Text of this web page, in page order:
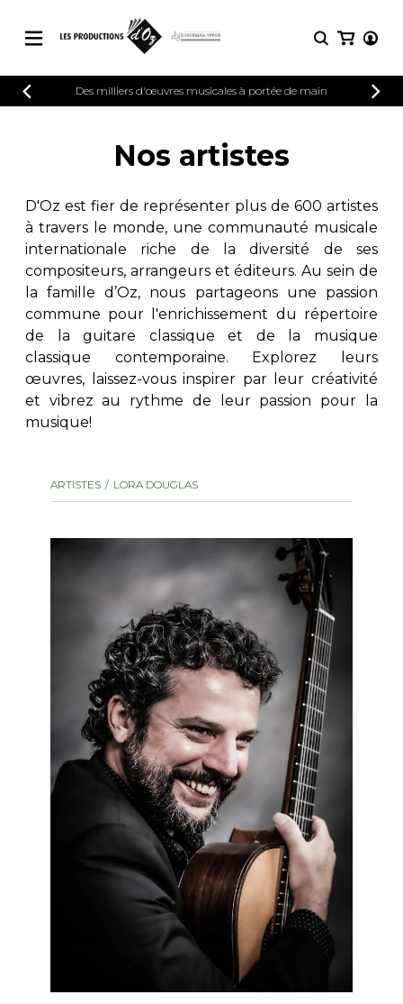
CATALOGUE
riche en œuvres originales et en
arrangements de qualité.
PARTITIONS POUR GUITARE
PARTITIONS POUR AUTRES
INSTRUMENTS
PARTITIONS POUR ENSEMBLES
CONNEXION
INSCRIPTION
Des milliers d'œuvres musicales à portée de main
riche en œuvres originales et en
arrangements de qualité.
2 guitares
3 guitares
4 guitares
5 guitares et plus
Ensemble de
Orchestre de guitares
Concerto pour
Guitare et un autre
Musique de chambre
Nos artistes
D'Oz est fier de représenter plus de 600 artistes
à travers le monde, une communauté musicale
internationale riche de la diversité de ses
compositeurs, arrangeurs et éditeurs. Au sein de
la famille d’Oz, nous partageons une passion
commune pour l'enrichissement du répertoire
de la guitare classique et de la musique
classique contemporaine. Explorez leurs
œuvres, laissez-vous inspirer par leur créativité
et vibrez au rythme de leur passion pour la
musique!
ARTISTES LORA DOUGLAS